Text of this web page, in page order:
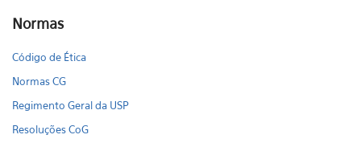
Normas
Código de Ética
Normas CG
Regimento Geral da USP
Resoluções CoG